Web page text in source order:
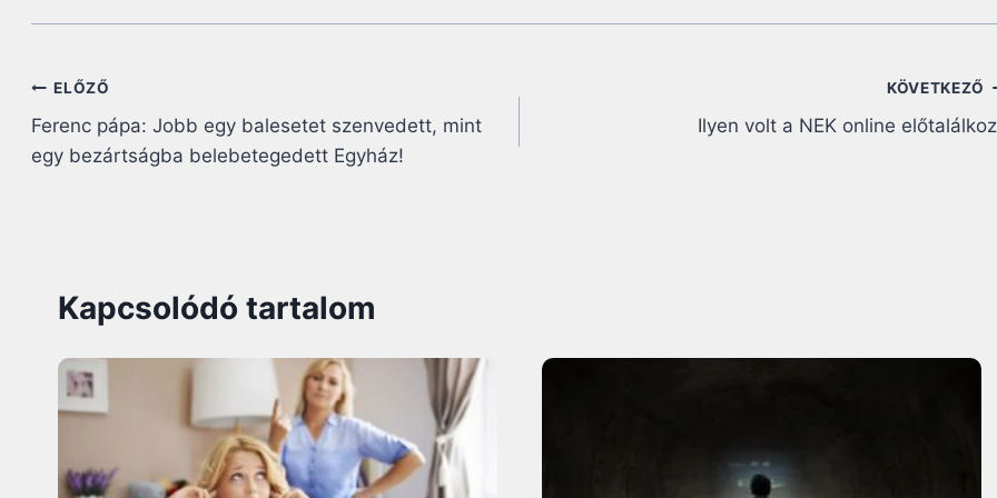
Bejegyzés
navigáció
ELŐZŐ
Ferenc pápa: Jobb egy balesetet szenvedett, mint
egy bezártságba belebetegedett Egyház!
KÖVETKEZŐ
Ilyen volt a NEK online
Kapcsolódó tartalom